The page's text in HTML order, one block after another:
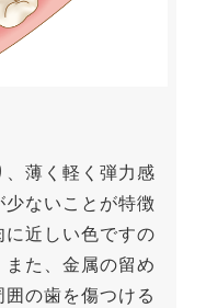
薄く軽く弾力感
ないことが特徴
近しい色ですの
た、金属の留め
の歯を傷つける